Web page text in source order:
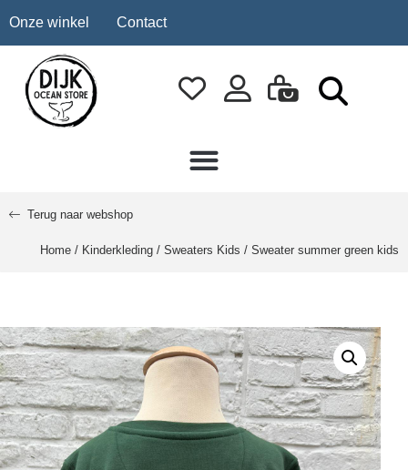
Onze winkel Contact
Terug naar webshop
Home / Kinderkleding / Sweaters Kids / Sweater summer green kids